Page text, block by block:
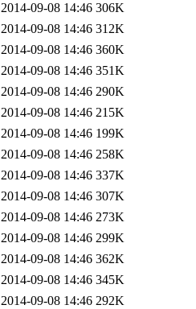
2014-09-08 14:46 306K
2014-09-08 14:46 312K
2014-09-08 14:46 360K
2014-09-08 14:46 351K
2014-09-08 14:46 290K
2014-09-08 14:46 215K
2014-09-08 14:46 199K
2014-09-08 14:46 258K
2014-09-08 14:46 337K
2014-09-08 14:46 307K
2014-09-08 14:46 273K
2014-09-08 14:46 299K
2014-09-08 14:46 362K
2014-09-08 14:46 345K
2014-09-08 14:46 292K